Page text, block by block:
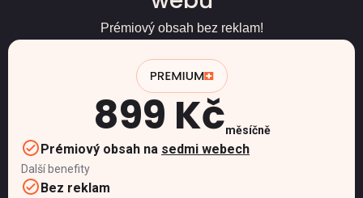
Prémiový obsah bez reklam!
899 Kčměsíčně
Prémiový obsah na sedmi webech
Další benefity
Bez reklam